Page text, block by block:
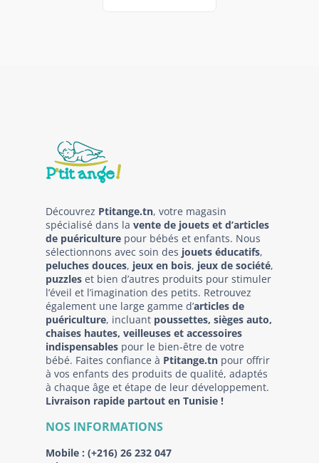
Découvrez Ptitange.tn, votre magasin
spécialisé dans la vente de jouets et d’articles
de puériculture pour bébés et enfants. Nous
sélectionnons avec soin des jouets éducatifs,
peluches douces, jeux en bois, jeux de société,
puzzles et bien d’autres produits pour stimuler
l’éveil et l’imagination des petits. Retrouvez
également une large gamme d’articles de
puériculture, incluant poussettes, sièges auto,
chaises hautes, veilleuses et accessoires
indispensables pour le bien-être de votre
bébé. Faites confiance à Ptitange.tn pour offrir
à vos enfants des produits de qualité, adaptés
à chaque âge et étape de leur développement.
Livraison rapide partout en Tunisie !
NOS INFORMATIONS
Mobile : (+216) 26 232 047